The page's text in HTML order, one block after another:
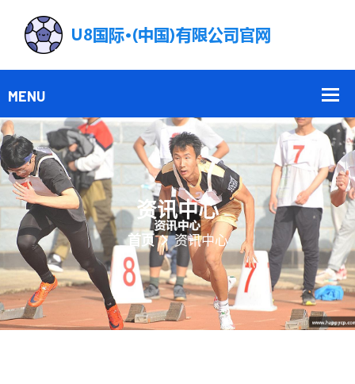
资讯中心
首页 资讯中心